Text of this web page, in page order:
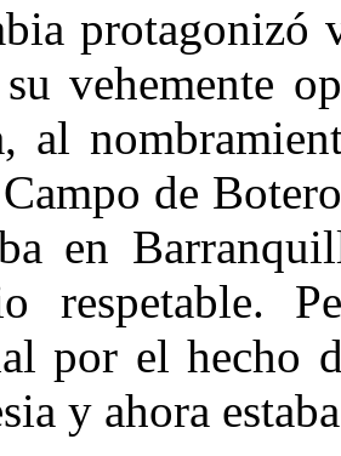
protagonizó
vehemente
al
de
en
respetable.
por el hecho
y ahora